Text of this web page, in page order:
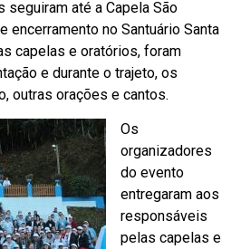
até a Capela São
encerramento no Santuário Santa
capelas e oratórios, foram
e durante o trajeto, os
outras orações e cantos.
Os
organizadores
do evento
entregaram aos
responsáveis
pelas capelas e